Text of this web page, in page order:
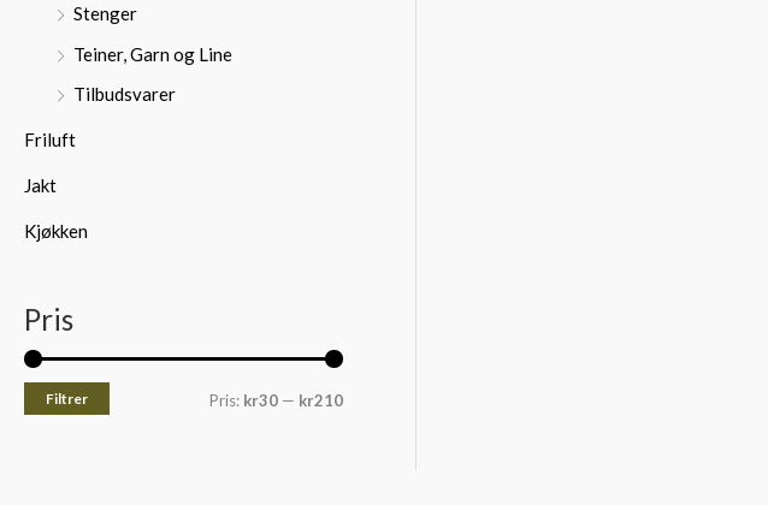
Stenger
Teiner, Garn og Line
Tilbudsvarer
Friluft
Jakt
Kjøkken
Pris
Filtrer Pris: kr30 — kr210